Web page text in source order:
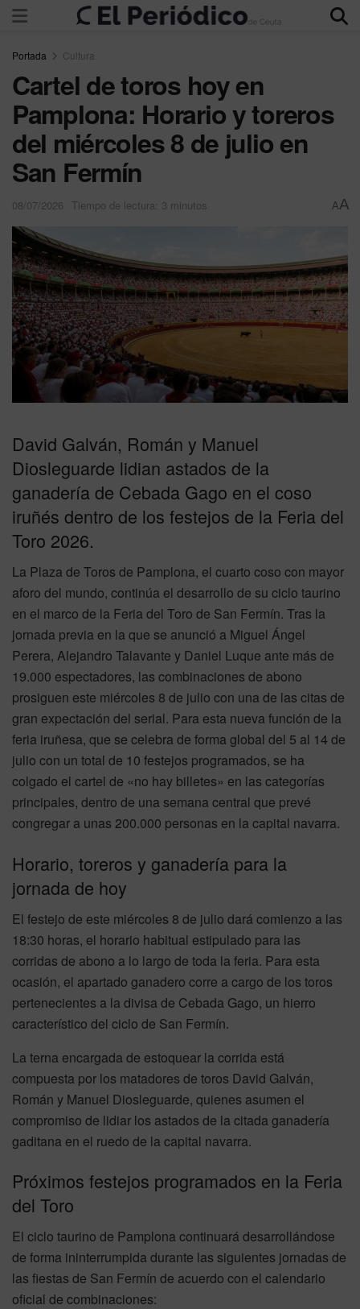
Portada Cultura
Cartel de toros hoy en
Pamplona: Horario y toreros
del miércoles 8 de julio en
San Fermín
08/07/2026 Tiempo de lectura: 3 minutos AA
David Galván, Román y Manuel
Diosleguarde lidian astados de la
ganadería de Cebada Gago en el coso
iruñés dentro de los festejos de la Feria del
Toro 2026.
La Plaza de Toros de Pamplona, el cuarto coso con mayor
aforo del mundo, continúa el desarrollo de su ciclo taurino
en el marco de la Feria del Toro de San Fermín. Tras la
jornada previa en la que se anunció a Miguel Ángel
Perera, Alejandro Talavante y Daniel Luque ante más de
19.000 espectadores, las combinaciones de abono
prosiguen este miércoles 8 de julio con una de las citas de
gran expectación del serial. Para esta nueva función de la
feria iruñesa, que se celebra de forma global del 5 al 14 de
julio con un total de 10 festejos programados, se ha
colgado el cartel de «no hay billetes» en las categorías
principales, dentro de una semana central que prevé
congregar a unas 200.000 personas en la capital navarra.
Horario, toreros y ganadería para la
jornada de hoy
El festejo de este miércoles 8 de julio dará comienzo a las
18:30 horas, el horario habitual estipulado para las
corridas de abono a lo largo de toda la feria. Para esta
ocasión, el apartado ganadero corre a cargo de los toros
pertenecientes a la divisa de Cebada Gago, un hierro
característico del ciclo de San Fermín.
La terna encargada de estoquear la corrida está
compuesta por los matadores de toros David Galván,
Román y Manuel Diosleguarde, quienes asumen el
compromiso de lidiar los astados de la citada ganadería
gaditana en el ruedo de la capital navarra.
Próximos festejos programados en la Feria
del Toro
El ciclo taurino de Pamplona continuará desarrollándose
de forma ininterrumpida durante las siguientes jornadas de
las fiestas de San Fermín de acuerdo con el calendario
oficial de combinaciones: